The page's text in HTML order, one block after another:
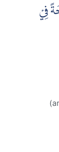
فِيْ